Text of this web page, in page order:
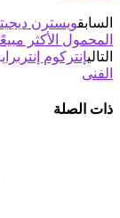
السابقويسترن
المحمول الأكثر
التالي
الفنى
ذات الصلة